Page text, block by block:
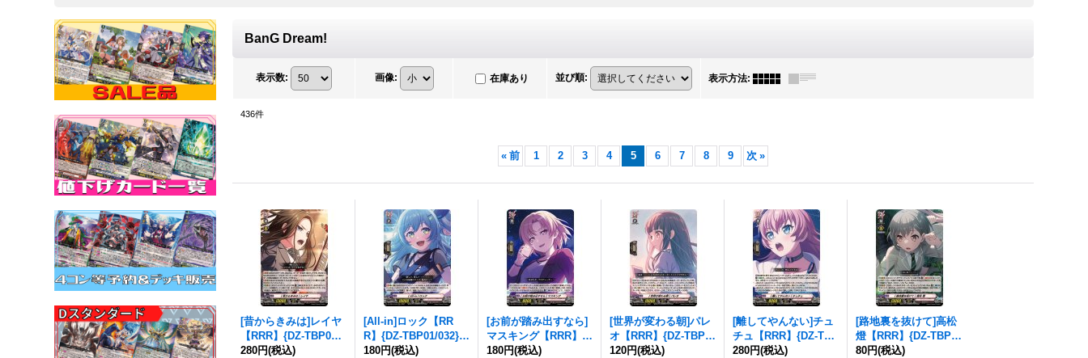
BanG Dream!
表示数: 画像: 在庫あり 並び順: 表示方法:
436件
« 前 1 2 3 4 5 6 7 8 9 次 »
[昔からきみは]レイヤ
【RRR】{DZ-TBP01/0
31}《BanGDream!》
280円(税込)
[All-in]ロック【RR
R】{DZ-TBP01/032}
《BanGDream!》
180円(税込)
[お前が踏み出すなら]
マスキング【RRR】
{DZ-TBP01/033}《Ba
180円(税込)
[世界が変わる朝]パレ
オ【RRR】{DZ-TBP0
1/034}《BanGDrea
120円(税込)
[離してやんない]チュ
チュ【RRR】{DZ-TBP
01/035}《BanGDrea
280円(税込)
[路地裏を抜けて]高松
燈【RRR】{DZ-TBP0
1/036}《BanGDrea
80円(税込)